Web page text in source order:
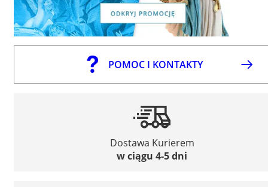
POMOC I KONTAKTY
Dostawa Kurierem
w ciągu 4-5 dni